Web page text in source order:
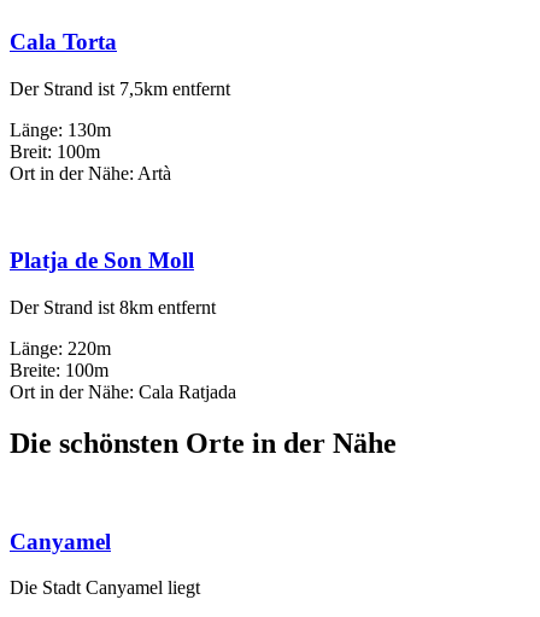
Cala Torta
Der Strand ist 7,5km entfernt
Länge: 130m
Breit: 100m
Ort in der Nähe: Artà
Platja de Son Moll
Der Strand ist 8km entfernt
Länge: 220m
Breite: 100m
Ort in der Nähe: Cala Ratjada
Die schönsten Orte in der Nähe
Canyamel
Die Stadt Canyamel liegt